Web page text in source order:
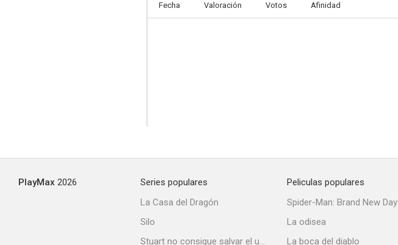
Fecha Valoración Votos Afinidad
PlayMax 2026
Series populares
La Casa del Dragón
Silo
Stuart no consigue salvar el universo
Peliculas populares
Spider-Man: Brand New Day
La odisea
La boca del diablo